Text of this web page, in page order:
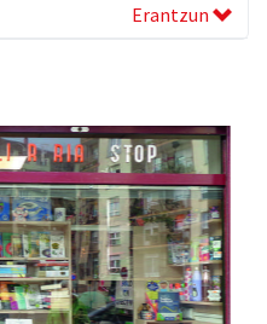
Erantzun